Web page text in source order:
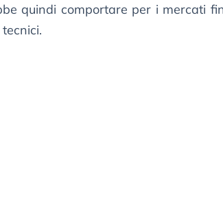
quindi comportare per i mercati